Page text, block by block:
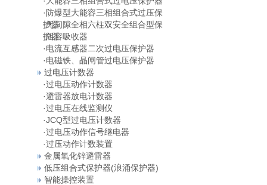
· 防爆型大能容三相组合式过压保
护器
·无间隙全相六柱双安全组合型保
护器
·阻容吸收器
·电流互感器二次过电压保护器
·电磁铁、晶闸管过电压保护器
过电压计数器
·过电压动作计数器
·避雷器放电计数器
·过电压在线监测仪
·JCQ型过电压计数器
·过电压动作信号继电器
·过压动作计数装置
金属氧化锌避雷器
低压组合式保护器(浪涌保护器)
智能操控装置